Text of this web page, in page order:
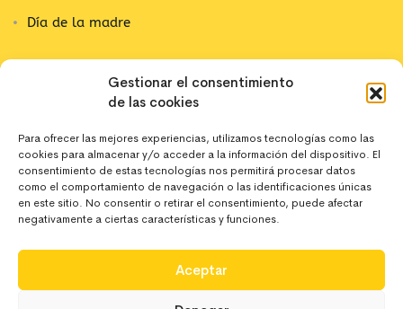
Gestionar el consentimiento
de las cookies
Para ofrecer las mejores experiencias, utilizamos tecnologías como las
cookies para almacenar y/o acceder a la información del dispositivo. El
consentimiento de estas tecnologías nos permitirá procesar datos
como el comportamiento de navegación o las identificaciones únicas
en este sitio. No consentir o retirar el consentimiento, puede afectar
negativamente a ciertas características y funciones.
Aceptar
Día de la madre
Contacta con nosotros
C/ Alpujarra, 1
03202 Elx, Alicante
642 10 44 43